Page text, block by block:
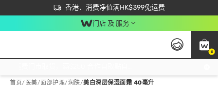
香港．消费净值满HK$399免运费
立即成为易赏钱会员尽享独家优惠
首次APP下单买满$450 输入 NEWAPP 即减$50
门店 及 服务
0
首页/ 医美/面部护理/润肤/美白深层保湿面霜 40毫升